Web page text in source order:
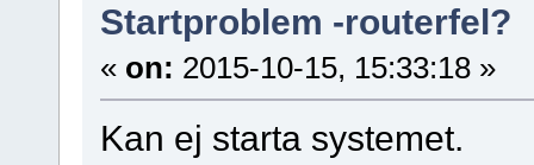
Startproblem -routerfel?
« on: 2015-10-15, 15:33:18 »
Kan ej starta systemet.